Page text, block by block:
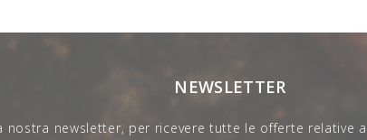
NEWSLETTER
nostra newsletter, per ricevere tutte le offerte relative